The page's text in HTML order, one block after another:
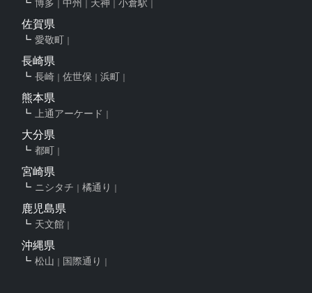
佐賀県
愛敬町
長崎県
長崎 佐世保 浜町
熊本県
上通アーケード
大分県
都町
宮崎県
ニシタチ 橘通り
鹿児島県
天文館
沖縄県
松山 国際通り